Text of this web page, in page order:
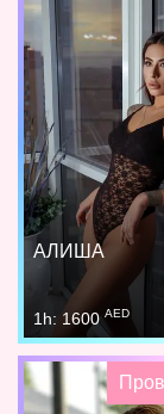
АЛИША
1h: 1600AED